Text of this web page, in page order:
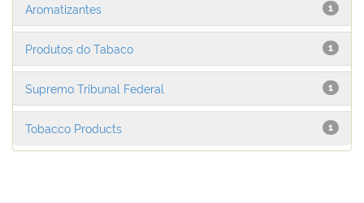
1
Aromatizantes
1
Produtos do Tabaco
1
Supremo Tribunal Federal
1
Tobacco Products